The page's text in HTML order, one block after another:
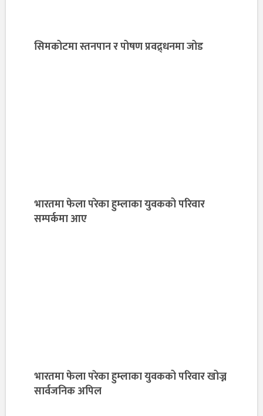
सिमकोटमा स्तनपान र पोषण प्रवद्र्धनमा जोड
भारतमा फेला परेका हुम्लाका युवकको परिवार
सम्पर्कमा आए
भारतमा फेला परेका हुम्लाका युवकको परिवार खोज्न
सार्वजनिक अपिल